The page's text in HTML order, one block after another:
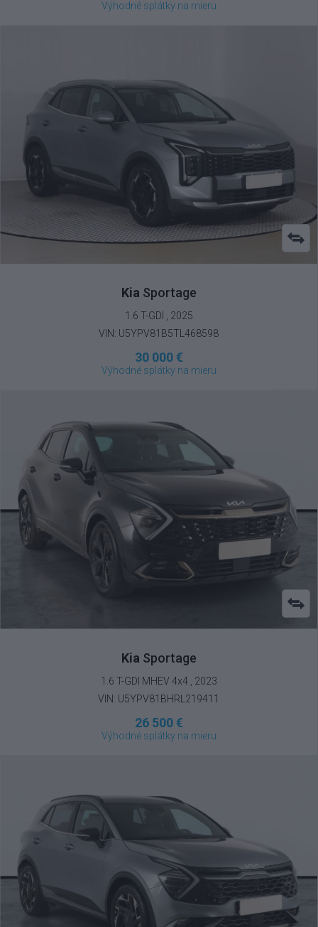
Výhodné splátky na mieru
Kia Sportage
1.6 T-GDI , 2025
VIN: U5YPV81B5TL468598
30 000 €
Výhodné splátky na mieru
Kia Sportage
1.6 T-GDI MHEV 4x4 , 2023
VIN: U5YPV81BHRL219411
26 500 €
Výhodné splátky na mieru